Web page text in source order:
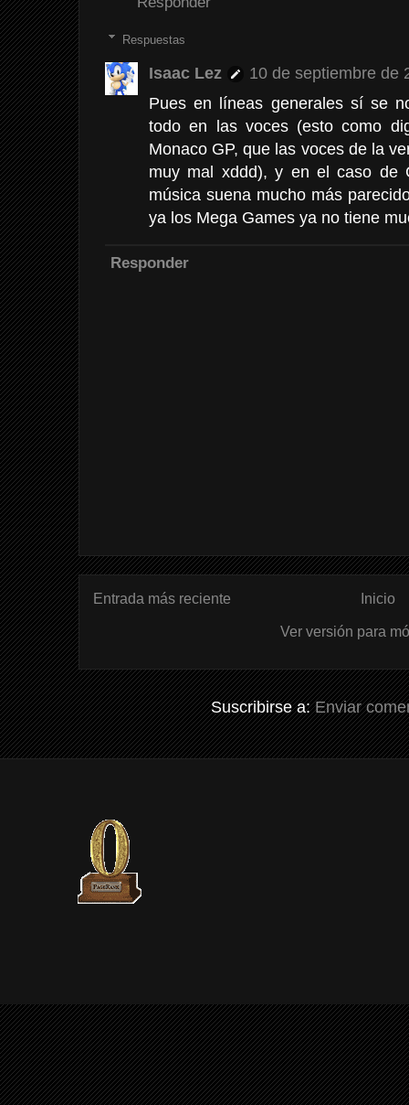
Respuestas
Isaac Lez
10 de septiembre de
Pues en líneas generales sí se
todo en las voces (esto como
Monaco GP, que las voces de la
muy mal xddd), y en el caso de
música suena mucho más
ya los Mega Games ya no tiene
Responder
Entrada más reciente Inicio
Ver versión para
Suscribirse a:Enviar